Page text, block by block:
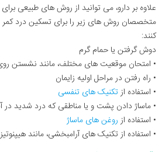
علاوه بر دارو، می توانید از روش های طبیعی
متخصصان روش های زیر را برای تسکین درد کمر
کنند:
دوش گرفتن یا حمام گرم
• امتحان موقعیت های مختلف، مانند نشستن
• راه رفتن در مراحل اولیه زایمان
• استفاده ازتکنیک های تنفسی
• ماساژ دادن پشت و یا مناطقی که درد شدید در
• استفاده از روغن های ماساژ
• استفاده از تکنیک های آرامبخشی، مانند